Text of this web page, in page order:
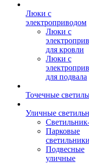
Люки с
электроприводом
Люки с
для кровли
Люки с
для подвала
Точечные
Уличные
Парковые
светильники
Подвесные
уличные